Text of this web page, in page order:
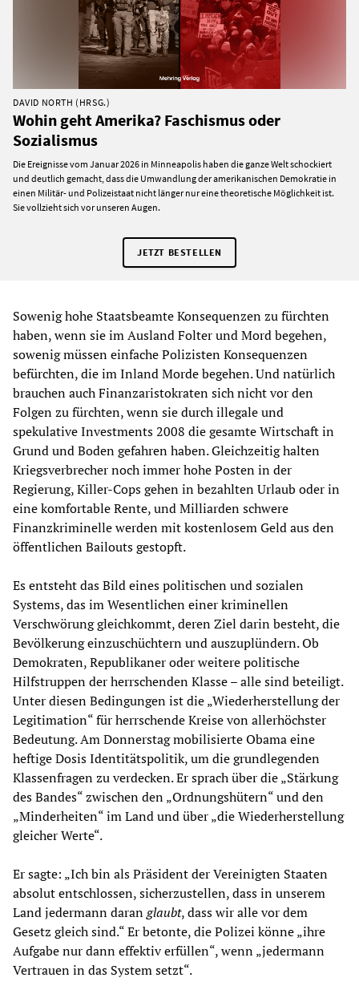
DAVID NORTH (HRSG.)
Wohin geht Amerika? Faschismus oder
Sozialismus
Die Ereignisse vom Januar 2026 in Minneapolis haben die ganze Welt schockiert
und deutlich gemacht, dass die Umwandlung der amerikanischen Demokratie in
einen Militär- und Polizeistaat nicht länger nur eine theoretische Möglichkeit ist.
Sie vollzieht sich vor unseren Augen.
JETZT BESTELLEN
Sowenig hohe Staatsbeamte Konsequenzen zu fürchten
haben, wenn sie im Ausland Folter und Mord begehen,
sowenig müssen einfache Polizisten Konsequenzen
befürchten, die im Inland Morde begehen. Und natürlich
brauchen auch Finanzaristokraten sich nicht vor den
Folgen zu fürchten, wenn sie durch illegale und
spekulative Investments 2008 die gesamte Wirtschaft in
Grund und Boden gefahren haben. Gleichzeitig halten
Kriegsverbrecher noch immer hohe Posten in der
Regierung, Killer-Cops gehen in bezahlten Urlaub oder in
eine komfortable Rente, und Milliarden schwere
Finanzkriminelle werden mit kostenlosem Geld aus den
öffentlichen Bailouts gestopft.
Es entsteht das Bild eines politischen und sozialen
Systems, das im Wesentlichen einer kriminellen
Verschwörung gleichkommt, deren Ziel darin besteht, die
Bevölkerung einzuschüchtern und auszuplündern. Ob
Demokraten, Republikaner oder weitere politische
Hilfstruppen der herrschenden Klasse – alle sind beteiligt.
Unter diesen Bedingungen ist die „Wiederherstellung der
Legitimation“ für herrschende Kreise von allerhöchster
Bedeutung. Am Donnerstag mobilisierte Obama eine
heftige Dosis Identitätspolitik, um die grundlegenden
Klassenfragen zu verdecken. Er sprach über die „Stärkung
des Bandes“ zwischen den „Ordnungshütern“ und den
„Minderheiten“ im Land und über „die Wiederherstellung
gleicher Werte“.
Er sagte: „Ich bin als Präsident der Vereinigten Staaten
absolut entschlossen, sicherzustellen, dass in unserem
Land jedermann daranglaubt, dass wir alle vor dem
Gesetz gleich sind.“ Er betonte, die Polizei könne „ihre
Aufgabe nur dann effektiv erfüllen“, wenn „jedermann
Vertrauen in das System setzt“.